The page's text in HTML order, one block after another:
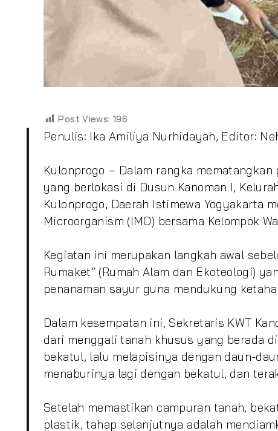
Post Views: 196
Penulis: Ika Amiliya Nurhidayah, Editor:
Kulonprogo – Dalam rangka
yang berlokasi di Dusun Kanoman I,
Kulonprogo, Daerah Istimewa Yogyakarta
Microorganism (IMO) bersama Kelompok
Kegiatan ini merupakan langkah awal
Rumaket” (Rumah Alam dan Ekoteologi)
penanaman sayur guna mendukung
Dalam kesempatan ini, Sekretaris KWT
dari menggali tanah khusus yang berada
bekatul, lalu melapisinya dengan daun-
menaburinya lagi dengan bekatul, dan
Setelah memastikan campuran tanah,
plastik, tahap selanjutnya adalah